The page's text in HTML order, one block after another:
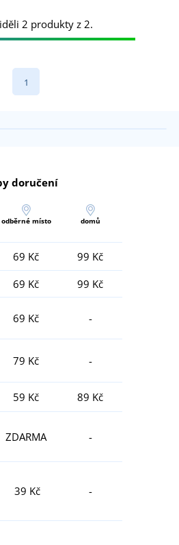
2 produkty z 2.
1
doručení
odběrné místo domů
69 Kč
99 Kč
69 Kč
99 Kč
69 Kč -
79 Kč -
59 Kč 89 Kč
ZDARMA -
39 Kč -